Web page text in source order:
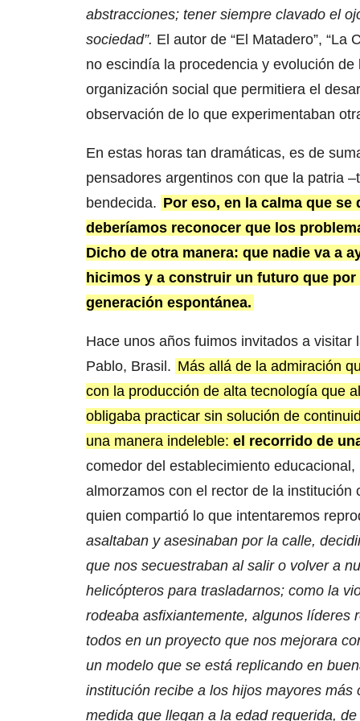
abstracciones; tener siempre clavado el
sociedad”. El autor de “El Matadero”, “La
no escindía la procedencia y evolución
organización social que permitiera el
observación de lo que experimentaban
En estas horas tan dramáticas, es de
pensadores argentinos con que la patria
bendecida. Por eso, en la calma que
deberíamos reconocer que los
Dicho de otra manera: que nadie va a
hicimos y a construir un futuro que
generación espontánea.
Hace unos años fuimos invitados a
Pablo, Brasil. Más allá de la admiración
con la producción de alta tecnología que
obligaba practicar sin solución de
una manera indeleble: el recorrido de
comedor del establecimiento
almorzamos con el rector de la
quien compartió lo que intentaremos
asaltaban y asesinaban por la calle,
que nos secuestraban al salir o volver a
helicópteros para trasladarnos; como la
rodeaba asfixiantemente, algunos líderes
todos en un proyecto que nos mejorara
un modelo que se está replicando en
institución recibe a los hijos mayores
medida que llegan a la edad requerida,